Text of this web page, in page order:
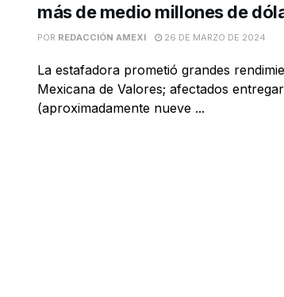
más de medio millones de
POR REDACCIÓN AMEXI 26 DE MARZO DE 2024
La estafadora prometió grandes
Mexicana de Valores; afectados
(aproximadamente nueve ...